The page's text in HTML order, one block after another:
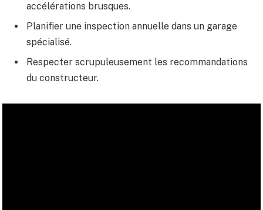
accélérations brusques.
Planifier une inspection annuelle dans un garage
spécialisé.
Respecter scrupuleusement les recommandations
du constructeur.